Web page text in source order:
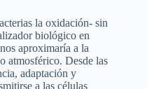
la oxidación- sin
biológico en
aproximaría a la
atmosférico. Desde las
adaptación y
a las células